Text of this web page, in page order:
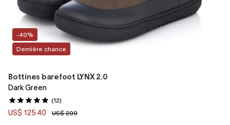
-40%
Dernière chance
Bottines barefoot LYNX 2.0
Dark Green
(12)
US$ 125.40 US$ 209